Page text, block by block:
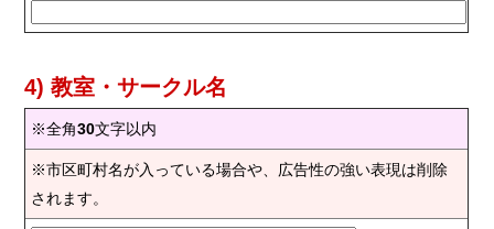
4) 教室・サークル名
※全角30文字以内
※市区町村名が入っている場合や、広告性の強い表現は削除
されます。